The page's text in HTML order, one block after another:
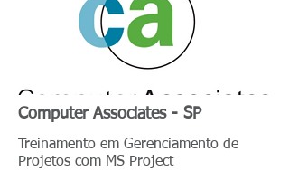
Computer Associates - SP
Treinamento em Gerenciamento de
Projetos com MS Project